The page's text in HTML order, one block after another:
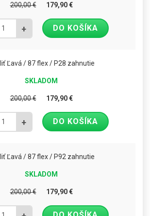
200,00€ 179,90€
+ DO KOŠÍKA
Ľavá / 87 flex / P28 zahnutie
SKLADOM
200,00€ 179,90€
+ DO KOŠÍKA
Ľavá / 87 flex / P92 zahnutie
SKLADOM
200,00€ 179,90€